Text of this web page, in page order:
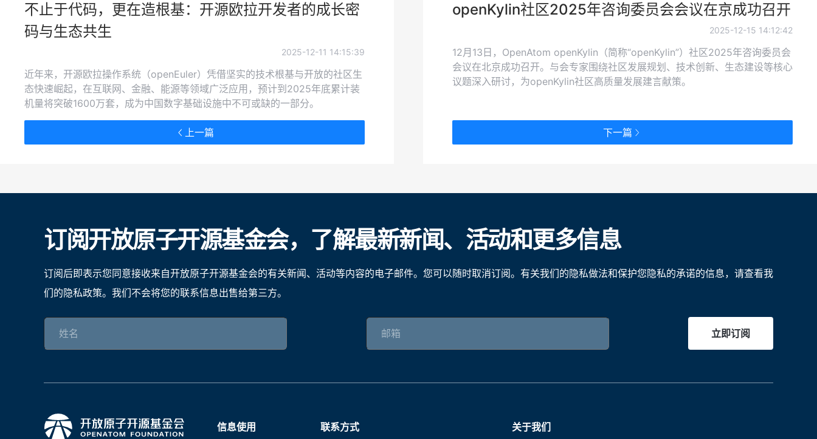
不止于代码，更在造根基：开源欧拉开发者的成长密
码与生态共生
2025-12-11 14:15:39
近年来，开源欧拉操作系统（openEuler）凭借坚实的技术根基与开放的社区生
态快速崛起，在互联网、金融、能源等领域广泛应用，预计到2025年底累计装
机量将突破1600万套，成为中国数字基础设施中不可或缺的一部分。
上一篇
openKylin社区2025年咨询委员会会议在京成功召开
2025-12-15 14:12:42
12月13日，OpenAtom openKylin（简称“openKylin”）社区2025年咨询委员会
会议在北京成功召开。与会专家围绕社区发展规划、技术创新、生态建设等核心
议题深入研讨，为openKylin社区高质量发展建言献策。
下一篇
订阅开放原子开源基金会，了解最新新闻、活动和更多信息
订阅后即表示您同意接收来自开放原子开源基金会的有关新闻、活动等内容的电子邮件。您可以随时取消订阅。有关我们的隐私做法和保护您隐私的承诺的信息，请查看我
们的隐私政策。我们不会将您的联系信息出售给第三方。
立即订阅
信息使用 联系方式 关于我们